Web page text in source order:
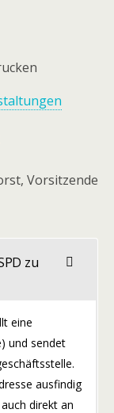
Vorsitzende
zu
eine
und sendet
ausfindig
direkt an